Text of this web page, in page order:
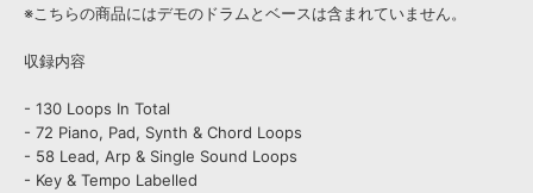
※こちらの商品にはデモのドラムとベースは含まれていません。
収録内容
- 130 Loops In Total
- 72 Piano, Pad, Synth & Chord Loops
- 58 Lead, Arp & Single Sound Loops
- Key & Tempo Labelled